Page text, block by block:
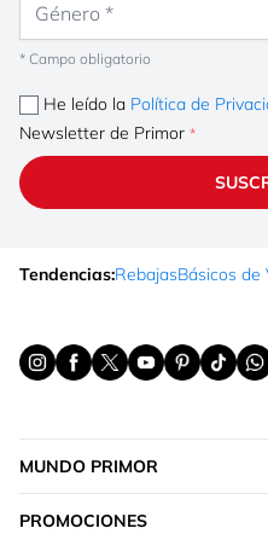
* Campo obligatorio
He leído la Política de
Newsletter de Primor
Tendencias:RebajasBásicos de
MUNDO PRIMOR
PROMOCIONES